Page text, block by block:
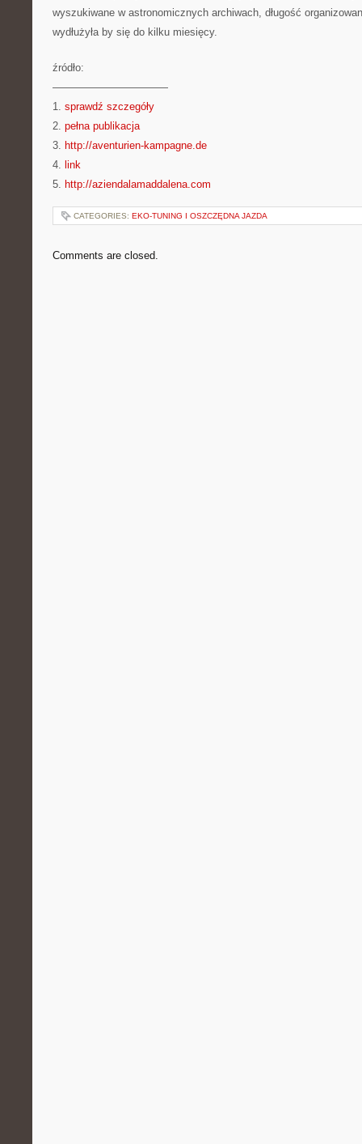
wyszukiwane w astronomicznych archiwach, długość
wydłużyła by się do kilku miesięcy.
źródło:
———————————
1. sprawdź szczegóły
2. pełna publikacja
3. http://aventurien-kampagne.de
4. link
5. http://aziendalamaddalena.com
CATEGORIES: EKO-TUNING I OSZCZĘDNA JAZDA
Comments are closed.